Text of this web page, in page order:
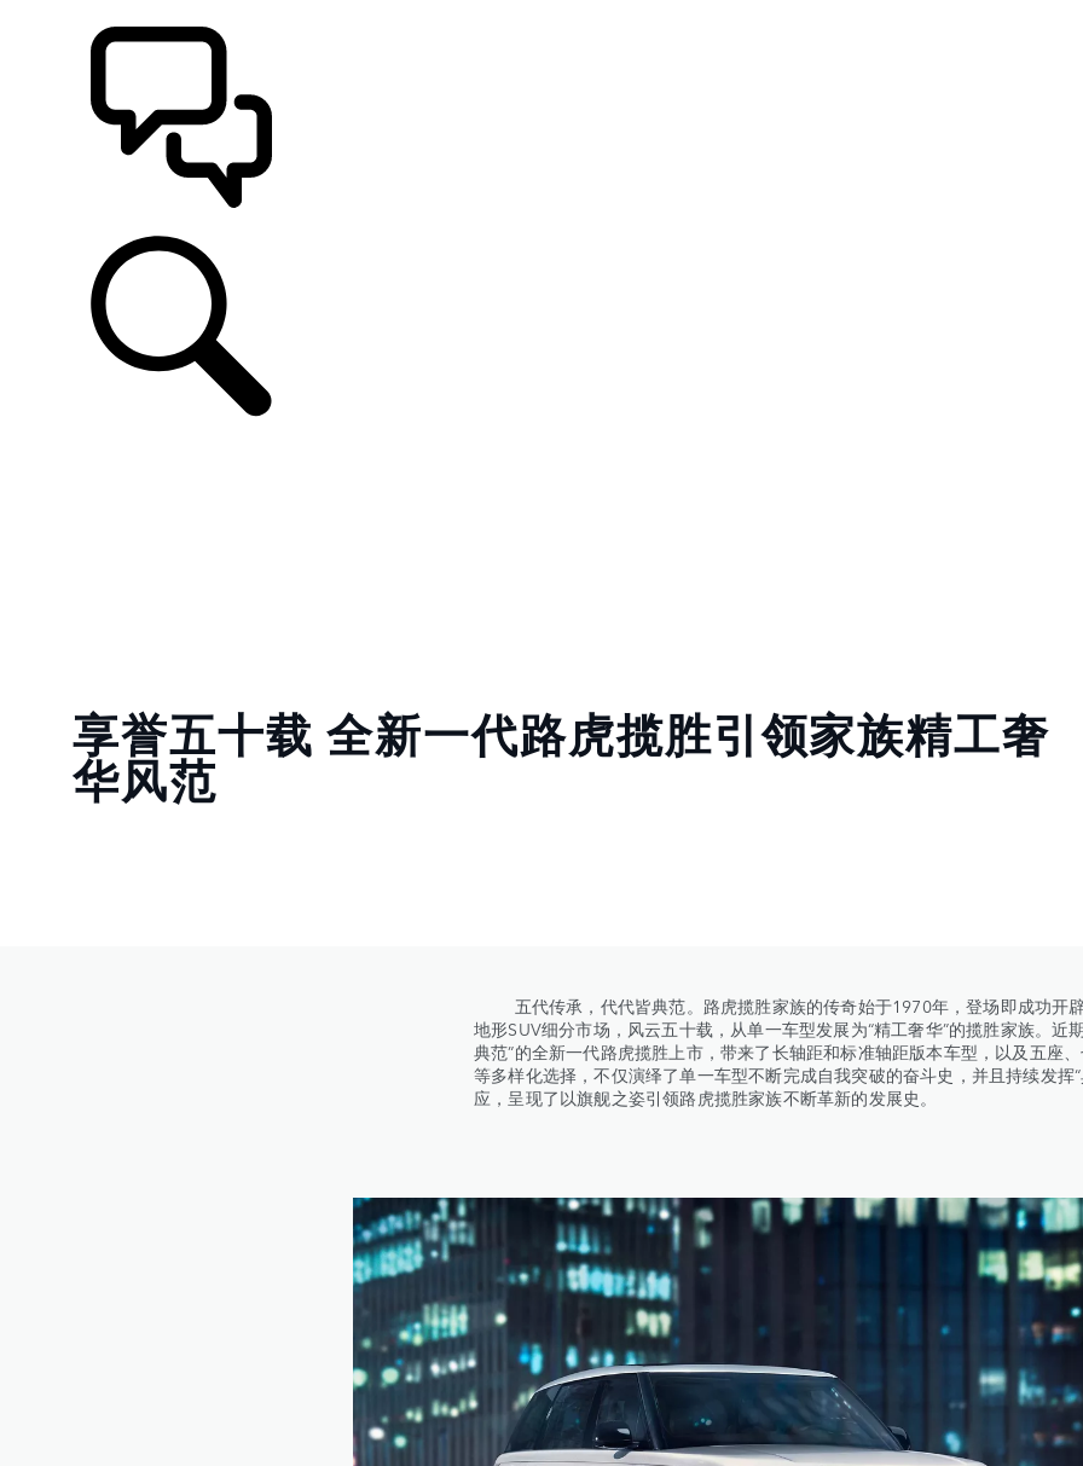
享誉五十载 全新一代路虎揽胜引领家族精工奢
华风范
五代传承，代代皆典范。路虎揽胜家族的传奇始于1970年，登场即成功开
地形SUV细分市场，风云五十载，从单一车型发展为“精工奢华”的揽胜家族。近
典范”的全新一代路虎揽胜上市，带来了长轴距和标准轴距版本车型，以及五座
等多样化选择，不仅演绎了单一车型不断完成自我突破的奋斗史，并且持续发挥
应，呈现了以旗舰之姿引领路虎揽胜家族不断革新的发展史。